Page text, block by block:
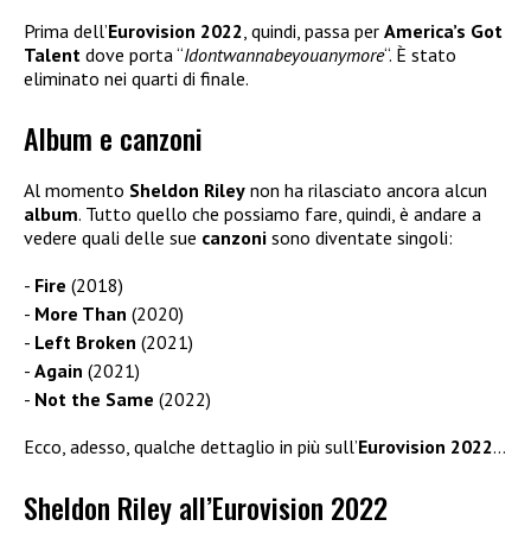
Prima dell’Eurovision 2022 , quindi, passa per America’s Got
Talent dove porta “Idontwannabeyouanymore“. È stato
eliminato nei quarti di finale.
Album e canzoni
Al momento Sheldon Riley non ha rilasciato ancora alcun
album. Tutto quello che possiamo fare, quindi, è andare a
vedere quali delle sue canzoni sono diventate singoli:
Fire (2018)
More Than (2020)
Left Broken (2021)
Again (2021)
Not the Same (2022)
Ecco, adesso, qualche dettaglio in più sull’Eurovision 2022…
Sheldon Riley all’Eurovision 2022